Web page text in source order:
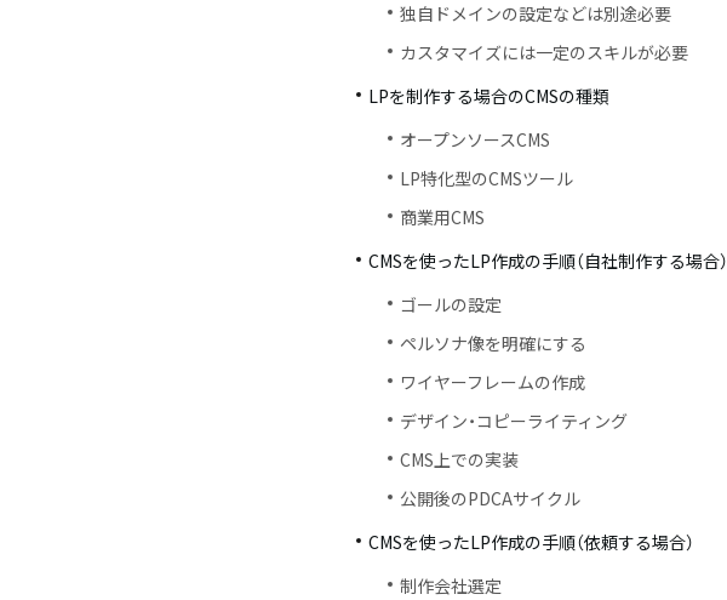
独自ドメインの設定などは別途必要
カスタマイズには一定のスキルが必要
LPを制作する場合のCMSの種類
オープンソースCMS
LP特化型のCMSツール
商業用CMS
CMSを使ったLP作成の手順（自社制作する場合）
ゴールの設定
ペルソナ像を明確にする
ワイヤーフレームの作成
デザイン・コピーライティング
CMS上での実装
公開後のPDCAサイクル
CMSを使ったLP作成の手順（依頼する場合）
制作会社選定